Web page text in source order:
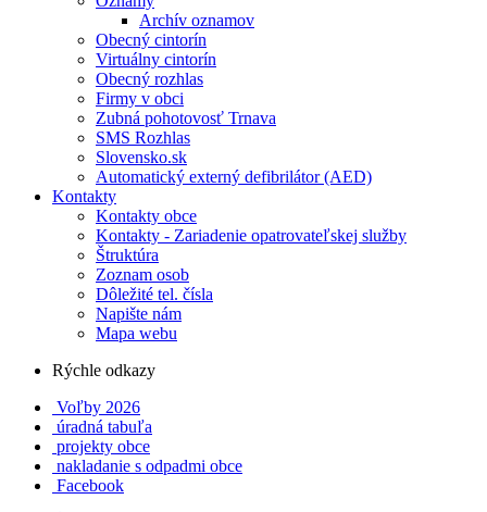
Archív oznamov
Obecný cintorín
Virtuálny cintorín
Obecný rozhlas
Firmy v obci
Zubná pohotovosť Trnava
SMS Rozhlas
Slovensko.sk
Automatický externý defibrilátor (AED)
Kontakty
Kontakty obce
Kontakty - Zariadenie opatrovateľskej služby
Štruktúra
Zoznam osob
Dôležité tel. čísla
Napište nám
Mapa webu
Rýchle odkazy
Voľby 2026
úradná tabuľa
projekty obce
nakladanie s odpadmi obce
Facebook